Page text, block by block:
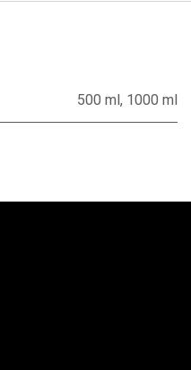
500 ml, 1000 ml